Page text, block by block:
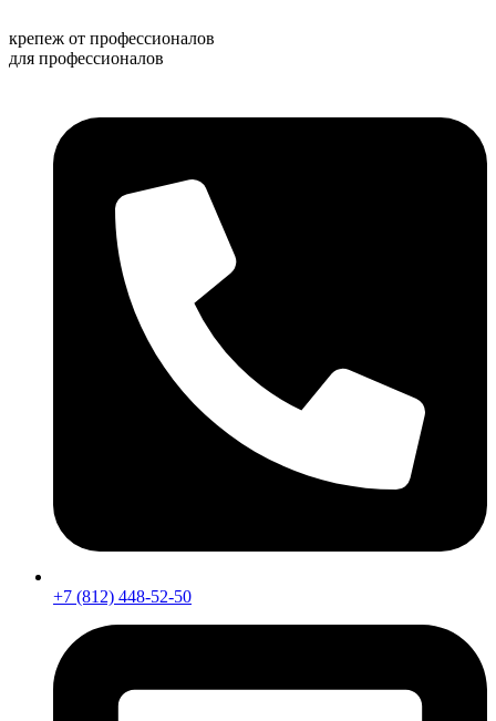
к
содержимому
крепеж от профессионалов
для профессионалов
+7 (812) 448-52-50